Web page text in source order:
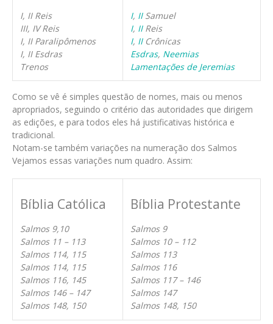
I, II Reis
III, IV Reis
I, II Paralipômenos
I, II Esdras
Trenos
I, IISamuel
I, IIReis
I, IICrônicas
Esdras, Neemias
Lamentações de Jeremias
Como se vê é simples questão de nomes, mais ou menos
apropriados, seguindo o critério das autoridades que dirigem
as edições, e para todos eles há justificativas histórica e
tradicional.
Notam-se também variações na numeração dos Salmos
Vejamos essas variações num quadro. Assim:
Bíblia Católica
Salmos 9,10
Salmos 11 – 113
Salmos 114, 115
Salmos 114, 115
Salmos 116, 145
Salmos 146 – 147
Salmos 148, 150
Bíblia Protestante
Salmos 9
Salmos 10 – 112
Salmos 113
Salmos 116
Salmos 117 – 146
Salmos 147
Salmos 148, 150